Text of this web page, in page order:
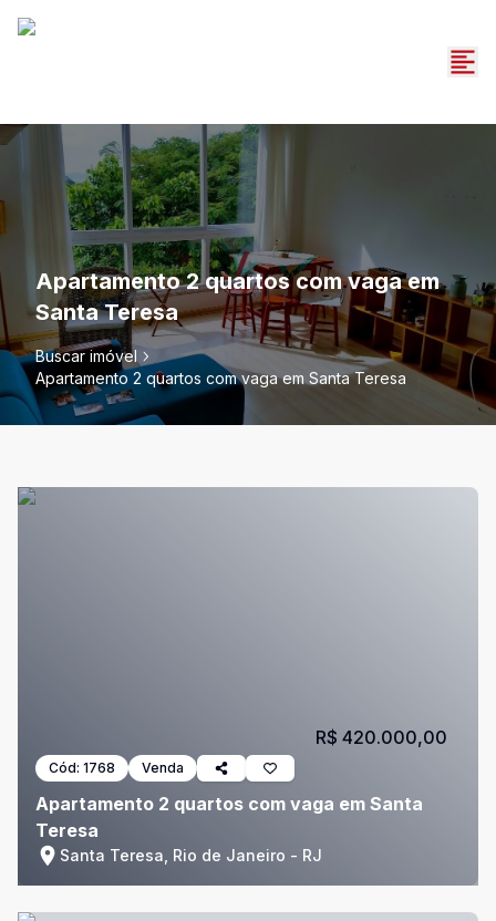
Apartamento 2 quartos com vaga em
Santa Teresa
Buscar imóvel
Apartamento 2 quartos com vaga em Santa Teresa
Cód: 1768 Venda
Apartamento 2 quartos com vaga em Santa
Teresa
Santa Teresa, Rio de Janeiro - RJ
R$ 420.000,00